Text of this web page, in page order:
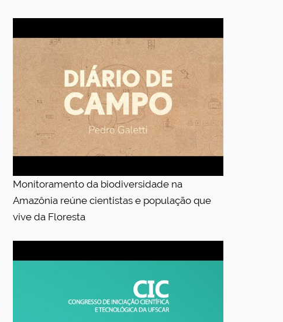
Monitoramento da biodiversidade na
Amazônia reúne cientistas e população que
vive da Floresta